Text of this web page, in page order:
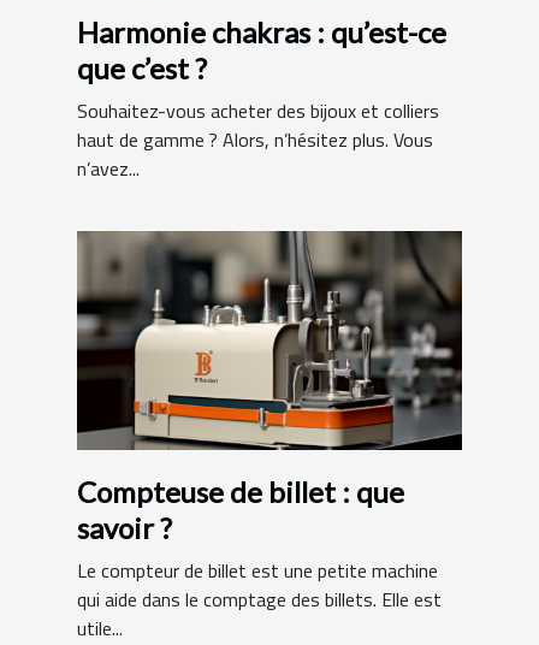
Harmonie chakras : qu’est-ce
que c’est ?
Souhaitez-vous acheter des bijoux et colliers
haut de gamme ? Alors, n’hésitez plus. Vous
n’avez...
Compteuse de billet : que
savoir ?
Le compteur de billet est une petite machine
qui aide dans le comptage des billets. Elle est
utile...